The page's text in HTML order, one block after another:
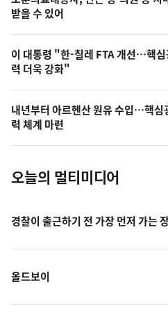
상
오
늘
의
사
진
받을 수 있어
이 대통령 "한-칠레 FTA 개선…핵심
력 더욱 강화"
내년부터 아르헨산 원유 수입…핵심
력 체계 마련
오늘의 멀티미디어
경찰이 출근하기 전 가장 먼저 가는
올드보이